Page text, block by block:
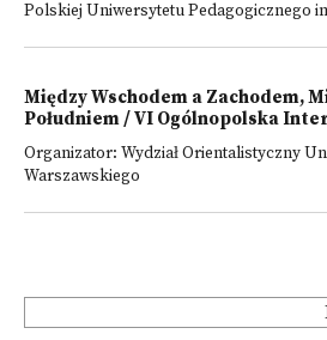
Polskiej Uniwersytetu Pedagogicznego
Między Wschodem a Zachodem,
Południem / VI Ogólnopolska
Organizator: Wydział Orientalistyczny
Warszawskiego